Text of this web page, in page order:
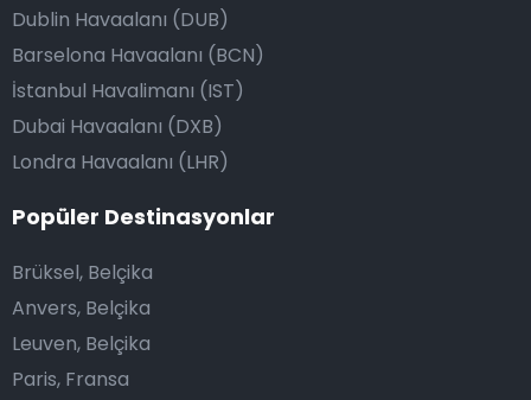
Dublin Havaalanı (DUB)
Barselona Havaalanı (BCN)
İstanbul Havalimanı (IST)
Dubai Havaalanı (DXB)
Londra Havaalanı (LHR)
Popüler Destinasyonlar
Brüksel, Belçika
Anvers, Belçika
Leuven, Belçika
Paris, Fransa